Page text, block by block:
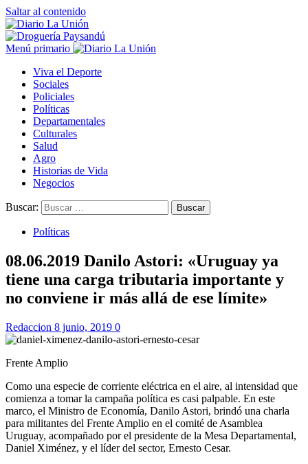
Saltar al contenido
Menú primario
Viva el Deporte
Sociales
Policiales
Políticas
Departamentales
Culturales
Salud
Agro
Historias de Vida
Negocios
Buscar:
Políticas
08.06.2019 Danilo Astori: «Uruguay ya
tiene una carga tributaria importante y
no conviene ir más allá de ese límite»
Redaccion 8 junio, 2019 0
Frente Amplio
Como una especie de corriente eléctrica en el aire, al intensidad que
comienza a tomar la campaña política es casi palpable. En este
marco, el Ministro de Economía, Danilo Astori, brindó una charla
para militantes del Frente Amplio en el comité de Asamblea
Uruguay, acompañado por el presidente de la Mesa Departamental,
Daniel Ximénez, y el líder del sector, Ernesto Cesar.